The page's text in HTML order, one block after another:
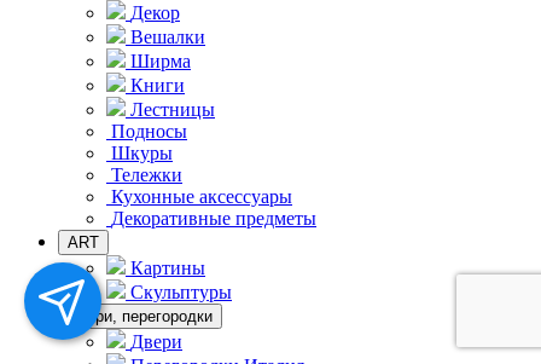
Декор
Вешалки
Ширма
Книги
Лестницы
Подносы
Шкуры
Тележки
Кухонные аксессуары
Декоративные предметы
ART
Картины
Скульптуры
Двери, перегородки
Двери